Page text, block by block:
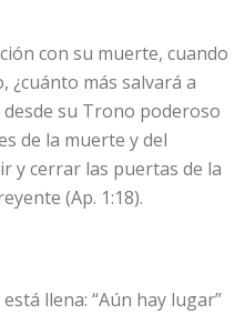
con su muerte, cuando
¿cuánto más salvará a
su Trono poderoso
de la muerte y del
y cerrar las puertas de la
(Ap. 1:18).
llena: “Aún hay lugar”